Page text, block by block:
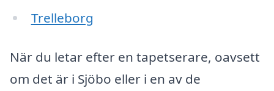
Trelleborg
När du letar efter en tapetserare, oavsett
om det är i Sjöbo eller i en av de